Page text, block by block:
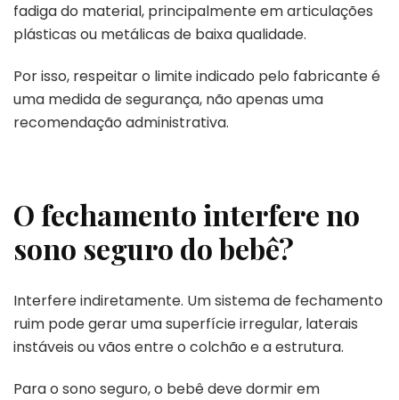
fadiga do material, principalmente em articulações
plásticas ou metálicas de baixa qualidade.
Por isso, respeitar o limite indicado pelo fabricante é
uma medida de segurança, não apenas uma
recomendação administrativa.
O fechamento interfere no
sono seguro do bebê?
Interfere indiretamente. Um sistema de fechamento
ruim pode gerar uma superfície irregular, laterais
instáveis ou vãos entre o colchão e a estrutura.
Para o sono seguro, o bebê deve dormir em